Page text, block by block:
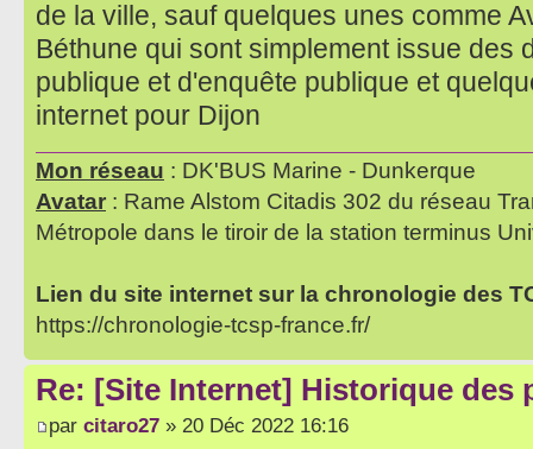
de la ville, sauf quelques unes comme
Béthune qui sont simplement issue des
publique et d'enquête publique et
internet pour Dijon
Mon réseau : DK'BUS Marine - Dunkerque
Avatar : Rame Alstom Citadis 302 du réseau
Métropole dans le tiroir de la station terminus
Lien du site internet sur la chronologie des
https://chronologie-tcsp-france.fr/
Re: [Site Internet] Historique des
par citaro27 » 20 Déc 2022 16:16